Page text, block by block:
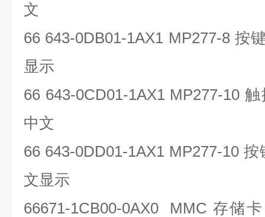
文
66 643-0DB01-1AX1 MP277-8 按
显示
66 643-0CD01-1AX1 MP277-10 触
中文
66 643-0DD01-1AX1 MP277-10按
文显示
66671-1CB00-0AX0 MMC 存储